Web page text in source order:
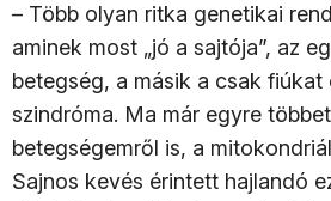
– Több olyan ritka genetikai
aminek most „jó a sajtója”, az
betegség, a másik a csak
szindróma. Ma már egyre
betegségemről is, a
Sajnos kevés érintett hajlandó